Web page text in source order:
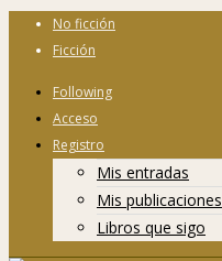
No ficción
Ficción
Following
Acceso
Registro
Mis entradas
Mis publicaciones
Libros que sigo